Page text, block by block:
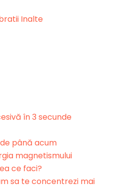
Inalte
în 3 secunde
până acum
magnetismului
ce faci?
sa te concentrezi mai